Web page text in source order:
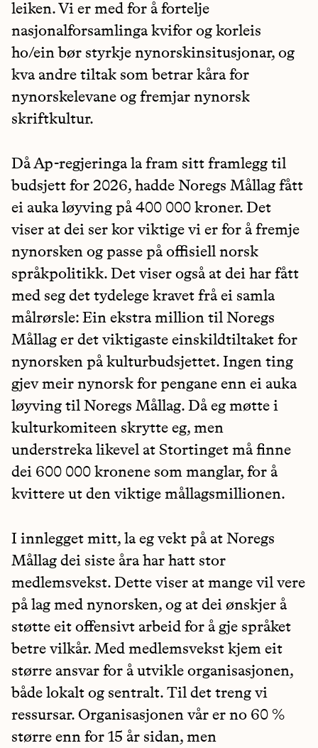
leiken. Vi er med for å fortelje
nasjonalforsamlinga kvifor og korleis
ho/ein bør styrkje nynorskinsitusjonar, og
kva andre tiltak som betrar kåra for
nynorskelevane og fremjar nynorsk
skriftkultur.
Då Ap-regjeringa la fram sitt framlegg til
budsjett for 2026, hadde Noregs Mållag fått
ei auka løyving på 400 000 kroner. Det
viser at dei ser kor viktige vi er for å fremje
nynorsken og passe på offisiell norsk
språkpolitikk. Det viser også at dei har fått
med seg det tydelege kravet frå ei samla
målrørsle: Ein ekstra million til Noregs
Mållag er det viktigaste einskildtiltaket for
nynorsken på kulturbudsjettet. Ingen ting
gjev meir nynorsk for pengane enn ei auka
løyving til Noregs Mållag. Då eg møtte i
kulturkomiteen skrytte eg, men
understreka likevel at Stortinget må finne
dei 600 000 kronene som manglar, for å
kvittere ut den viktige mållagsmillionen.
I innlegget mitt, la eg vekt på at Noregs
Mållag dei siste åra har hatt stor
medlemsvekst. Dette viser at mange vil vere
på lag med nynorsken, og at dei ønskjer å
støtte eit offensivt arbeid for å gje språket
betre vilkår. Med medlemsvekst kjem eit
større ansvar for å utvikle organisasjonen,
både lokalt og sentralt. Til det treng vi
ressursar. Organisasjonen vår er no 60 %
større enn for 15 år sidan, men